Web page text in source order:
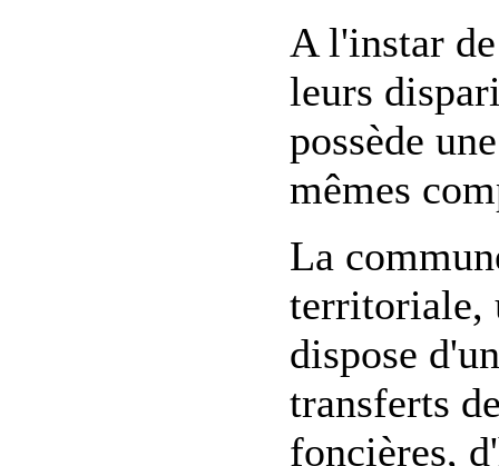
A l'instar
leurs
possède
mêmes
La
territoriale,
dispose
transferts
foncières,